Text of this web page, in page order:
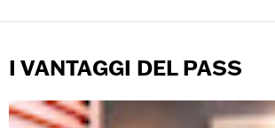
I VANTAGGI DEL PASS